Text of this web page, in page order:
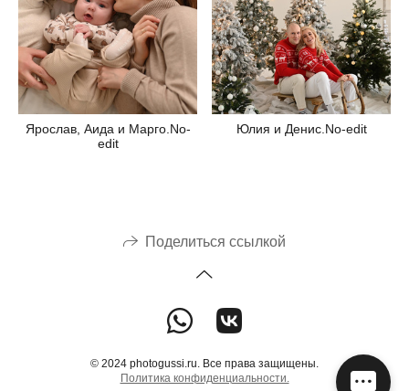
Ярослав, Аида и Марго.No-
edit
Юлия и Денис.No-edit
Поделиться ссылкой
© 2024 photogussi.ru. Все права защищены.
Политика конфиденциальности.